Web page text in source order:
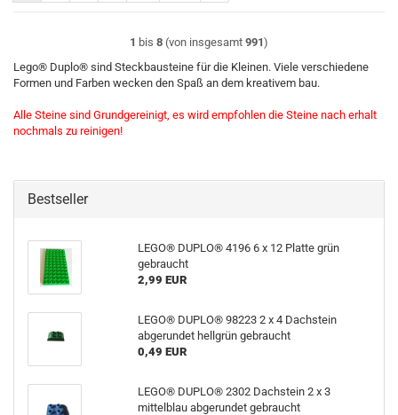
1 bis 8 (von insgesamt 991)
Lego® Duplo® sind Steckbausteine für die Kleinen. Viele verschiedene
Formen und Farben wecken den Spaß an dem kreativem bau.
Alle Steine sind Grundgereinigt, es wird empfohlen die Steine nach erhalt
nochmals zu reinigen!
Bestseller
LEGO® DUPLO® 4196 6 x 12 Platte grün
gebraucht
2,99 EUR
LEGO® DUPLO® 98223 2 x 4 Dachstein
abgerundet hellgrün gebraucht
0,49 EUR
LEGO® DUPLO® 2302 Dachstein 2 x 3
mittelblau abgerundet gebraucht